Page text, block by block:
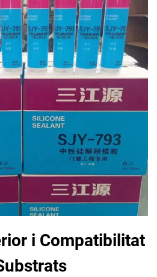
i Compatibilitat